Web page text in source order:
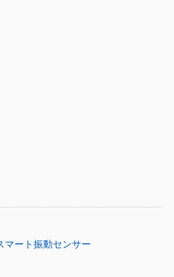
マート振動センサー